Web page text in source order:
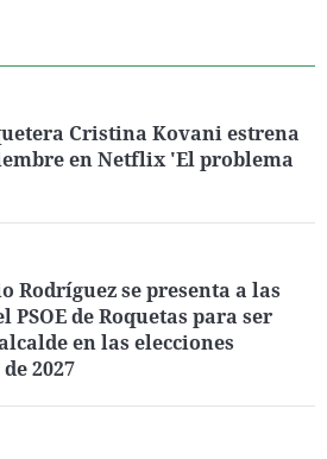
Cristina Kovani estrena
en Netflix 'El problema
Rodríguez se presenta a las
de Roquetas para ser
en las elecciones
2027